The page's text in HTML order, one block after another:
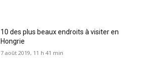
10 des plus beaux endroits à visiter en
Hongrie
7 août 2019, 11 h 41 min